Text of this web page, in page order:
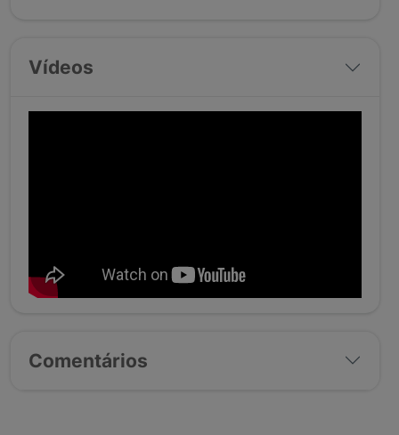
Vídeos
Comentários